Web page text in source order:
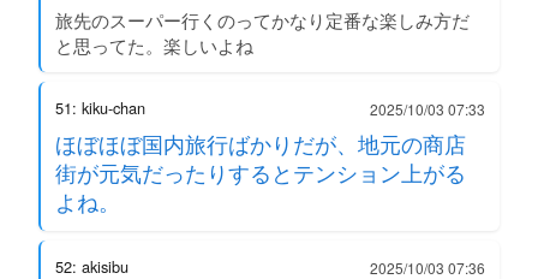
旅先のスーパー行くのってかなり定番な楽しみ方だ
と思ってた。楽しいよね
51: kiku-chan 2025/10/03 07:33
ほぼほぼ国内旅行ばかりだが、地元の商店
街が元気だったりするとテンション上がる
よね。
52: akisibu 2025/10/03 07:36